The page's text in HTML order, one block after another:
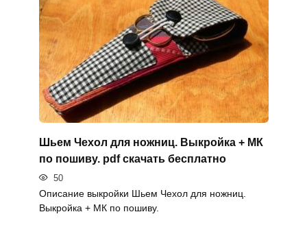
Шьем Чехол для ножниц. Выкройка + МК
по пошиву. pdf скачать бесплатно
50
Описание выкройки Шьем Чехол для ножниц.
Выкройка + МК по пошиву.